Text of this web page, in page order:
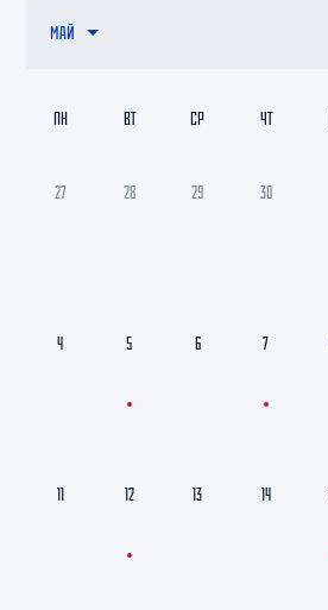
МАЙ
27 28 29 30
4 5 6 7
11 12 13 14
ПН ВТ СР ЧТ